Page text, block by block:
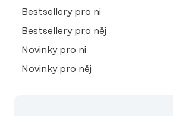
Bestsellery pro ni
Bestsellery pro něj
Novinky pro ni
Novinky pro něj